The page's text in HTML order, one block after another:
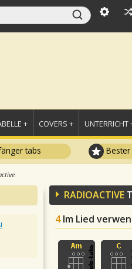
+ COVERS + UNTERRICHT
tabs Bester
RADIOACTIVE
4 Im Lied